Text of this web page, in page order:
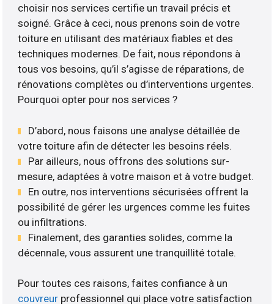
choisir nos services certifie un travail précis et
soigné. Grâce à ceci, nous prenons soin de votre
toiture en utilisant des matériaux fiables et des
techniques modernes. De fait, nous répondons à
tous vos besoins, qu’il s’agisse de réparations, de
rénovations complètes ou d’interventions urgentes.
Pourquoi opter pour nos services ?
D’abord, nous faisons une analyse détaillée de
votre toiture afin de détecter les besoins réels.
Par ailleurs, nous offrons des solutions sur-
mesure, adaptées à votre maison et à votre budget.
En outre, nos interventions sécurisées offrent la
possibilité de gérer les urgences comme les fuites
ou infiltrations.
Finalement, des garanties solides, comme la
décennale, vous assurent une tranquillité totale.
Pour toutes ces raisons, faites confiance à un
couvreur professionnel qui place votre satisfaction